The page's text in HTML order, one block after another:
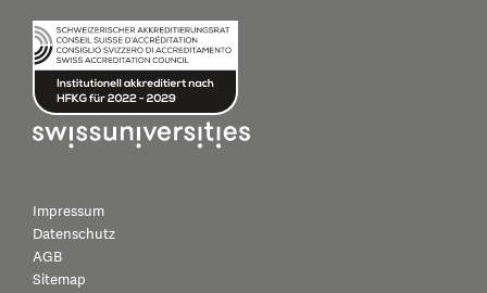
Impressum
Datenschutz
AGB
Sitemap